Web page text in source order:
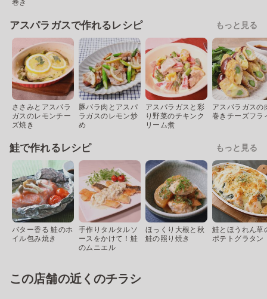
巻き
アスパラガスで作れるレシピ もっと見る
ささみとアスパラ
ガスのレモンチー
ズ焼き
豚バラ肉とアスパ
ラガスのレモン炒
め
アスパラガスと彩
り野菜のチキンク
リーム煮
アスパラガスの
巻きチーズフラ
鮭で作れるレシピ もっと見る
バター香る 鮭のホ
イル包み焼き
手作りタルタルソ
ースをかけて！鮭
のムニエル
ほっくり大根と秋
鮭の照り焼き
鮭とほうれん草
ポテトグラタン
この店舗の近くのチラシ